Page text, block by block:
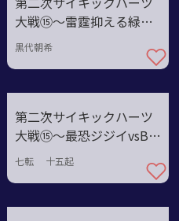
第二次サイキックハーツ
大戦⑮〜雷霆抑える緑の
王
黒代朝希
第二次サイキックハーツ
大戦⑮〜最恐ジジイvsB級
グルメ
七転 十五起